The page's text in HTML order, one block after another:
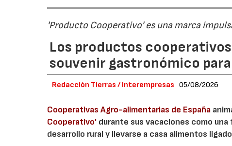
'Producto Cooperativo' es una marca
Los productos
souvenir gastronómico
Redacción Tierras / Interempresas 05/08/2026
Cooperativas Agro-alimentarias de España
Cooperativo' durante sus vacaciones como
desarrollo rural y llevarse a casa alimentos